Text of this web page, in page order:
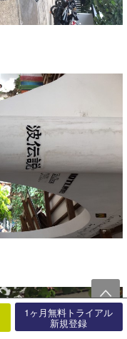
1ヶ月無料トライアル
新規登録